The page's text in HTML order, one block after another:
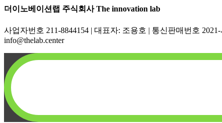
더이노베이션랩 주식회사 The innovation lab
사업자번호 211-8844154 | 대표자: 조용호 | 통신판매번호
info@thelab.center